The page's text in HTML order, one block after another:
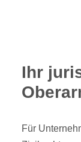
Ihr
Für